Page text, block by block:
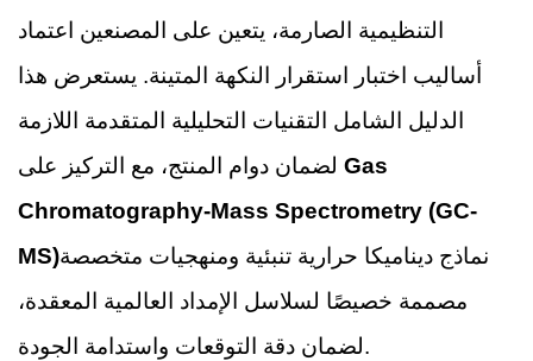
التنظيمية الصارمة، يتعين على المصنعين اعتماد
أساليب اختبار استقرار النكهة المتينة. يستعرض هذا
الدليل الشامل التقنيات التحليلية المتقدمة اللازمة
Gas
Chromatography-Mass Spectrometry (GC-
MS)نماذج ديناميكا حرارية تنبئية ومنهجيات متخصصة
مصممة خصيصًا لسلاسل الإمداد العالمية المعقدة،
لضمان دقة التوقعات واستدامة الجودة.